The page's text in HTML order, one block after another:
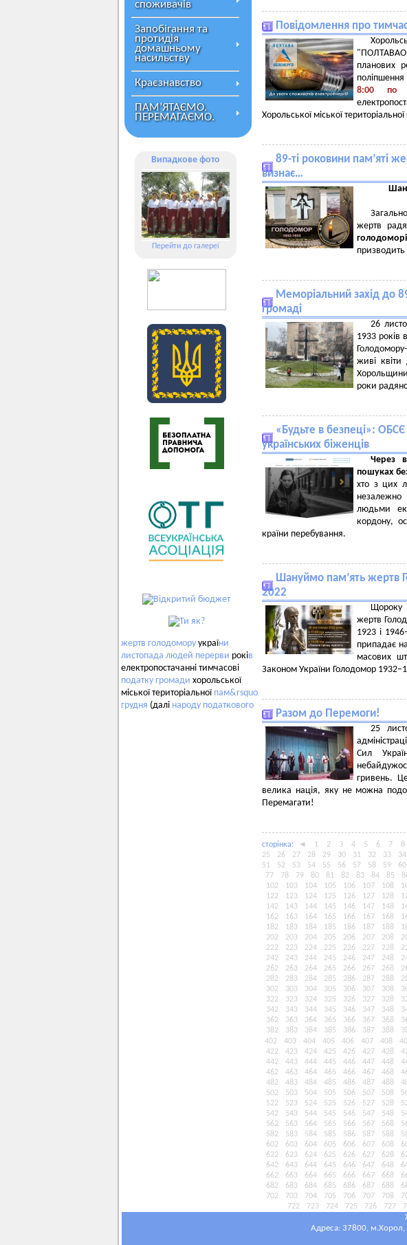
споживачів
Запобігання та
протидія
домашньому
насильству
Краєзнавство
ПАМ’ЯТАЄМО.
ПЕРЕМАГАЄМО.
Випадкове фото
Перейти до галереї
жертв голодомору україни
листопада людей перерви років
електропостачанні тимчасові
податку громади хорольської
міської територіальної пам&rsquo
грудня (далі народу податкового
Повідомлення про
планових
поліпшення
8:00 по
Хорольської міської
89-ті роковини пам’яті
визнає…
жертв
призводить
Меморіальний захід до
громаді
26
1933 років
живі
роки
«Будьте в безпеці»:
українських біженців
Через
пошуках
хто з цих
незалежно
людьми
кордону,
країни перебування.
Шануймо пам’ять жертв
2022
Щороку
жертв
1923 і
припадає
масових
Законом України Голодомор
Разом до Перемоги!
25
Сил
гривень.
велика нація, яку не можна
Перемагати!
сторiнка: ◄ 1 2 3 4 5 6 7 8
25
26 27 28 29 30 31 32 33 34
51
52 53 54 55 56 57 58 59 60
77
78 79 80 81 82 83 84 85
102
103 104 105 106 107 108
122
123 124 125 126 127 128
142
143 144 145 146 147 148
162
163 164 165 166 167 168
182
183 184 185 186 187 188
202
203 204 205 206 207 208
222
223 224 225 226 227 228
242
243 244 245 246 247 248
262
263 264 265 266 267 268
282
283 284 285 286 287 288
302
303 304 305 306 307 308
322
323 324 325 326 327 328
342
343 344 345 346 347 348
362
363 364 365 366 367 368
382
383 384 385 386 387 388
402
403 404 405 406 407 408
422
423 424 425 426 427 428
442
443 444 445 446 447 448
462
463 464 465 466 467 468
482
483 484 485 486 487 488
502
503 504 505 506 507 508
522
523 524 525 526 527 528
542
543 544 545 546 547 548
562
563 564 565 566 567 568
582
583 584 585 586 587 588
602
603 604 605 606 607 608
622
623 624 625 626 627 628
642
643 644 645 646 647 648
662
663 664 665 666 667 668
682
683 684 685 686 687 688
702
703 704 705 706 707 708
722
723 724 725 726 727
Адреса: 37800, м.Хорол,